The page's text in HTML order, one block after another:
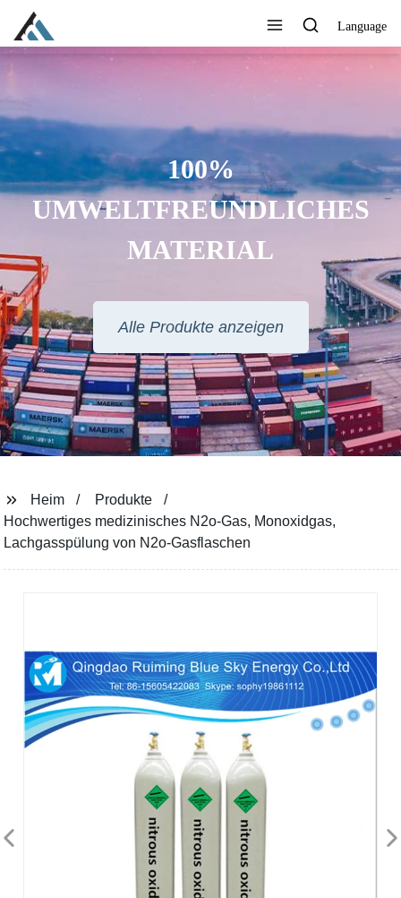
Language
Heim
Produkte
Hochwertiges medizinisches N2o-Gas, Monoxidgas,
Lachgasspülung von N2o-Gasflaschen